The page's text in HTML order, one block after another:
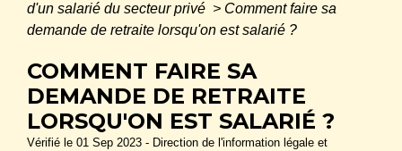
d'un salarié du secteur privé > Comment faire sa
demande de retraite lorsqu'on est salarié ?
COMMENT FAIRE SA
DEMANDE DE RETRAITE
LORSQU'ON EST SALARIÉ ?
Vérifié le 01 Sep 2023 - Direction de l'information légale et